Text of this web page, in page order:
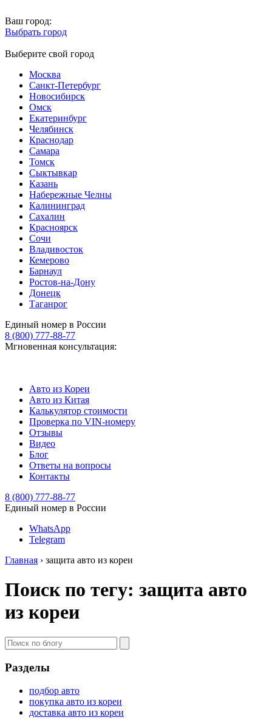
Ваш город:
Выбрать город
Выберите свой город
Москва
Санкт-Петербург
Новосибирск
Омск
Екатеринбург
Челябинск
Краснодар
Самара
Томск
Сыктывкар
Казань
Набережные Челны
Калининград
Сахалин
Красноярск
Сочи
Владивосток
Кемерово
Барнаул
Ростов-на-Дону
Донецк
Таганрог
Единый номер в России
8 (800) 777-88-77
Мгновенная консультация:
Авто из Кореи
Авто из Китая
Калькулятор стоимости
Проверка по VIN-номеру
Отзывы
Видео
Блог
Ответы на вопросы
Контакты
8 (800) 777-88-77
Единый номер в России
WhatsApp
Telegram
Главная › защита авто из кореи
Поиск по тегу: защита авто
из кореи
Разделы
подбор авто
покупка авто из кореи
доставка авто из кореи